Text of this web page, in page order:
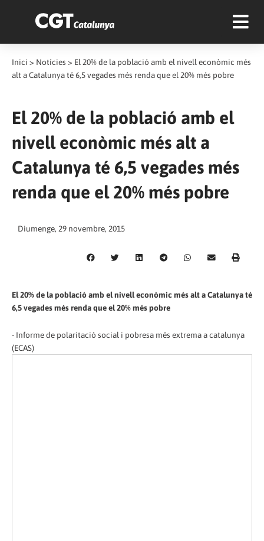
Inici > Notícies > El 20% de la població amb el nivell econòmic més
alt a Catalunya té 6,5 vegades més renda que el 20% més pobre
El 20% de la població amb el
nivell econòmic més alt a
Catalunya té 6,5 vegades més
renda que el 20% més pobre
Diumenge, 29 novembre, 2015
El 20% de la població amb el nivell econòmic més alt a Catalunya té
6,5 vegades més renda que el 20% més pobre
- Informe de polaritació social i pobresa més extrema a catalunya
(ECAS)